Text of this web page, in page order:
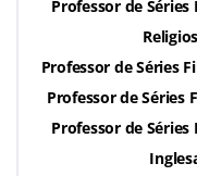
Professor de Séries
Professor de Séries
Professor de Séries
Professor de Séries